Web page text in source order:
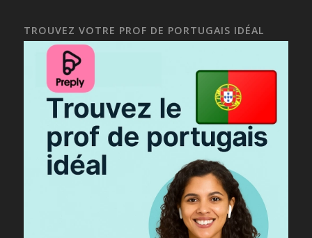
TROUVEZ VOTRE PROF DE PORTUGAIS IDÉAL